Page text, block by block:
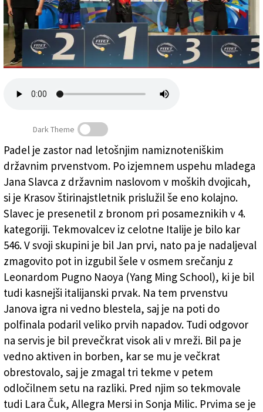
Založnik
Zadruga PD
Naročnine
Jan Slavec (četrti z leve proti desni) na zmagovalnem
odru (FITET.ORG)
Dark Theme
Padel je zastor nad letošnjim namiznoteniškim
državnim prvenstvom. Po izjemnem uspehu mladega
Jana Slavca z državnim naslovom v moških dvojicah,
si je Krasov štirinajstletnik prislužil še eno kolajno.
Slavec je presenetil z bronom pri posameznikih v 4.
kategoriji. Tekmovalcev iz celotne Italije je bilo kar
546. V svoji skupini je bil Jan prvi, nato pa je nadaljeval
zmagovito pot in izgubil šele v osmem srečanju z
Leonardom Pugno Naoya (Yang Ming School), ki je bil
tudi kasnejši italijanski prvak. Na tem prvenstvu
Janova igra ni vedno blestela, saj je na poti do
polfinala podaril veliko prvih napadov. Tudi odgovor
na servis je bil prevečkrat visok ali v mreži. Bil pa je
vedno aktiven in borben, kar se mu je večkrat
obrestovalo, saj je zmagal tri tekme v petem
odločilnem setu na razliki. Pred njim so tekmovale
tudi Lara Čuk, Allegra Mersi in Sonja Milic. Prvima se je